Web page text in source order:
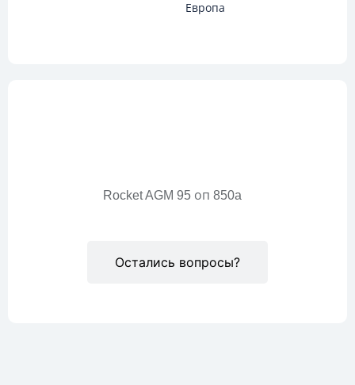
Европа
Остались вопросы?
Rocket AGM 95 оп 850a